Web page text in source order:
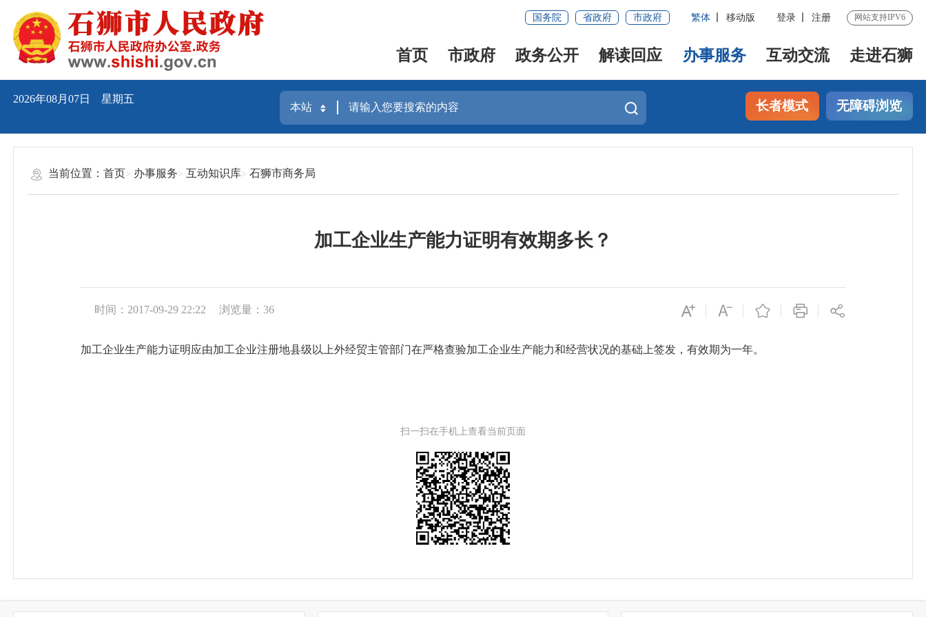
国务院 省政府 市政府 繁体 移动版 登录 注册 网站支持IPV6
首页 市政府 政务公开 解读回应 办事服务 互动交流 走进石狮
2026年08月07日 星期五 长者模式 无障碍浏览
当前位置：首页 办事服务 互动知识库 石狮市商务局
加工企业生产能力证明有效期多长？
时间：2017-09-29 22:22 浏览量： 36
加工企业生产能力证明应由加工企业注册地县级以上外经贸主管部门在严格查验加工企业生产能力和经营状况的基础上签发，有效期为一年。
扫一扫在手机上查看当前页面